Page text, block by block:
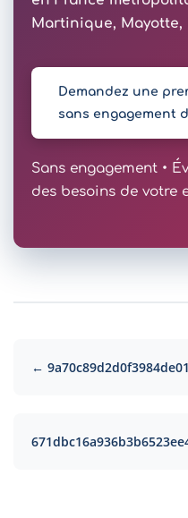
Martinique, Mayotte,
Demandez une
sans engagement
Sans engagement •
des besoins de votre
←